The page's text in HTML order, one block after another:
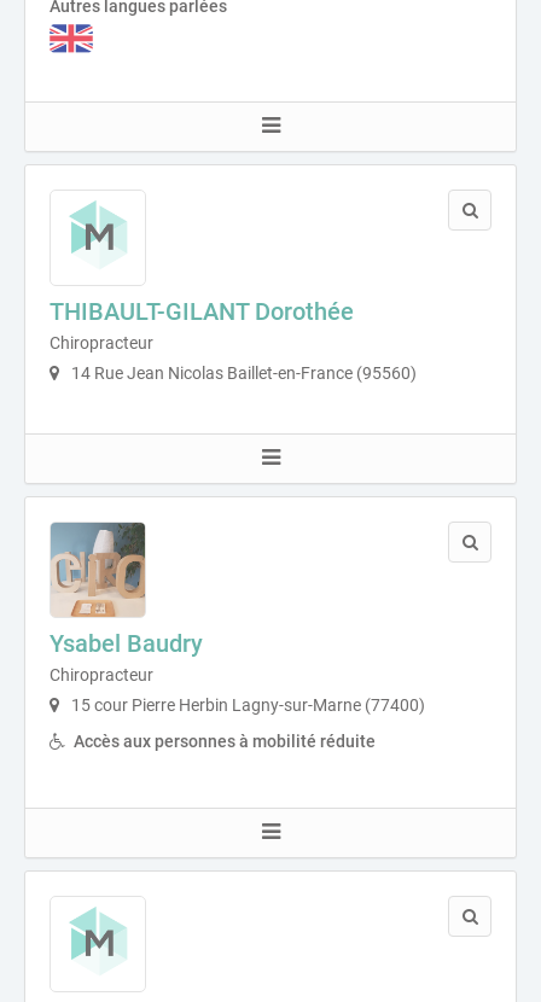
Autres langues parlées
THIBAULT-GILANT Dorothée
Chiropracteur
14 Rue Jean Nicolas Baillet-en-France (95560)
Ysabel Baudry
Chiropracteur
15 cour Pierre Herbin Lagny-sur-Marne (77400)
Accès aux personnes à mobilité réduite